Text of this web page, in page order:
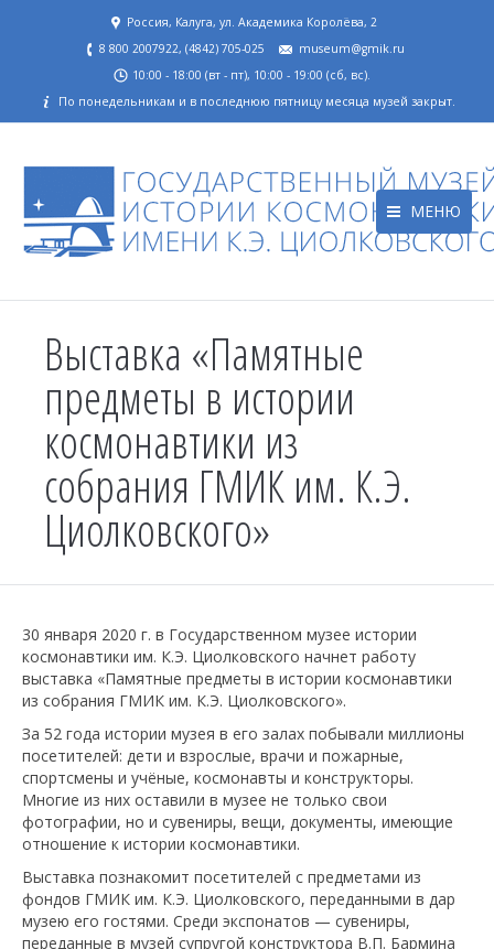
Россия, Калуга, ул. Академика Королёва, 2
8 800 2007922, (4842) 705-025
museum@gmik.ru
10:00 - 18:00 (вт - пт), 10:00 - 19:00 (сб, вс).
По понедельникам и в последнюю пятницу месяца музей закрыт.
МЕНЮ
Выставка «Памятные
предметы в истории
космонавтики из
собрания ГМИК им. К.Э.
Циолковского»
30 января 2020 г. в Государственном музее истории
космонавтики им. К.Э. Циолковского начнет работу
выставка «Памятные предметы в истории космонавтики
из собрания ГМИК им. К.Э. Циолковского».
За 52 года истории музея в его залах побывали миллионы
посетителей: дети и взрослые, врачи и пожарные,
спортсмены и учёные, космонавты и конструкторы.
Многие из них оставили в музее не только свои
фотографии, но и сувениры, вещи, документы, имеющие
отношение к истории космонавтики.
Выставка познакомит посетителей с предметами из
фондов ГМИК им. К.Э. Циолковского, переданными в дар
музею его гостями. Среди экспонатов — сувениры,
переданные в музей супругой конструктора В.П. Бармина